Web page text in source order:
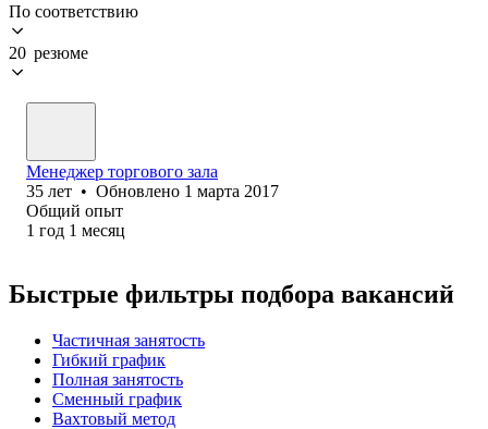
По соответствию
20 резюме
Менеджер торгового зала
35 лет • Обновлено 1 марта 2017
Общий опыт
1 год 1 месяц
Быстрые фильтры подбора вакансий
Частичная занятость
Гибкий график
Полная занятость
Сменный график
Вахтовый метод